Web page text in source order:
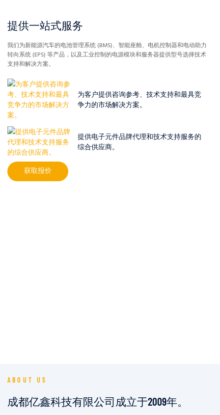
提供一站式服务
我们为新能源汽车的电池管理系统 (BMS)、智能座舱、电机控制器和电动助力
转向系统 (EPS) 等产品，以及工业控制的电源模块和服务器提供型号选择技术
支持和解决方案。
为客户提供咨询参考、技术支持和最具竞
争力的市场解决方案。
提供电子元件品牌代理和技术支持服务的
综合供应商。
获取报价
ABOUT US
成都亿鑫科技有限公司成立于2009年。